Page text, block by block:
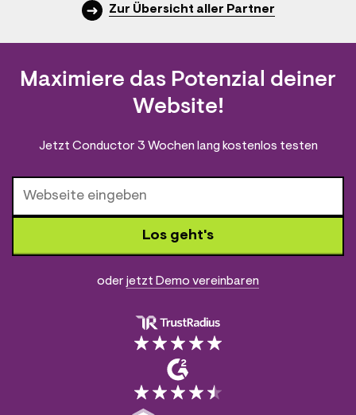
Zur Übersicht aller Partner
Maximiere das Potenzial deiner
Website!
Jetzt Conductor 3 Wochen lang kostenlos testen
Los geht's
oder jetzt Demo vereinbaren